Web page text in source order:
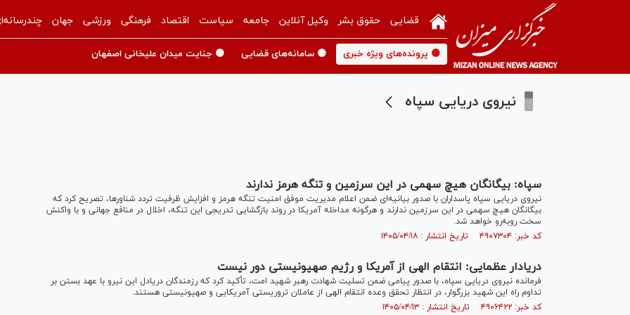
قضایی حقوق بشر وکیل آنلاین جامعه سیاست اقتصاد فرهنگی ورزشی جهان
🟡 پرونده‌های ویژه خبری 🟡 سامانه‌های قضایی 🟡 جنایت میدان علیخانی اصفهان
نیروی دریایی سپاه
سپاه: بیگانگان هیچ سهمی در این سرزمین و تنگه هرمز ندارند
نیروی دریایی سپاه پاسداران با صدور بیانیه‌ای ضمن اعلام مدیریت موفق امنیت تنگه هرمز و افزایش ظرفیت تردد شناورها، تصریح کرد که
بیگانگان هیچ سهمی در این سرزمین ندارند و هرگونه مداخله آمریکا در روند بازگشایی تدریجی این تنگه، اخلال در منافع جهانی و با واکنش
سخت رو‌به‌رو خواهد شد.
کد خبر: ۴۹۰۷۳۰۴ تاریخ انتشار : ۱۴۰۵/۰۴/۱۸
دریادار عظمایی: انتقام الهی از آمریکا و رژیم صهیونیستی دور نیست
فرمانده نیروی دریایی سپاه، با صدور پیامی ضمن تسلیت شهادت رهبر شهید امت، تأکید کرد که رزمندگان دریادل این نیرو با عهد بستن بر
تداوم راه این شهید بزرگوار، در انتظار تحقق وعده انتقام الهی از عاملان تروریستی آمریکایی و صهیونیستی هستند.
کد خبر: ۴۹۰۶۴۲۲ تاریخ انتشار : ۱۴۰۵/۰۴/۱۳